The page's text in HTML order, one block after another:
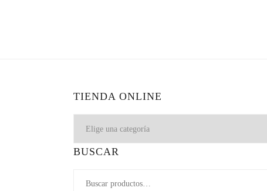
TIENDA ONLINE
BUSCAR